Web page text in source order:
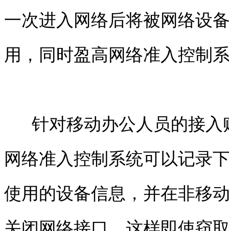
一次进入网络后将被网络设
用，同时盈高网络准入控制
针对移动办公人员的接入
网络准入控制系统可以记录
使用的设备信息，并在非移